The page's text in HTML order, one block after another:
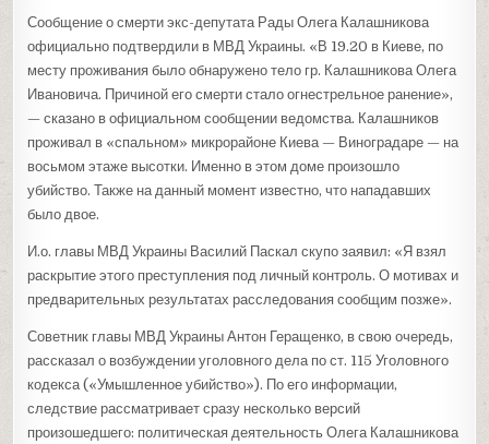
Сообщение о смерти экс-депутата Рады Олега Калашникова
официально подтвердили в МВД Украины. «В 19.20 в Киеве, по
месту проживания было обнаружено тело гр. Калашникова Олега
Ивановича. Причиной его смерти стало огнестрельное ранение»,
— сказано в официальном сообщении ведомства. Калашников
проживал в «спальном» микрорайоне Киева — Виноградаре — на
восьмом этаже высотки. Именно в этом доме произошло
убийство. Также на данный момент известно, что нападавших
было двое.
И.о. главы МВД Украины Василий Паскал скупо заявил: «Я взял
раскрытие этого преступления под личный контроль. О мотивах и
предварительных результатах расследования сообщим позже».
Советник главы МВД Украины Антон Геращенко, в свою очередь,
рассказал о возбуждении уголовного дела по ст. 115 Уголовного
кодекса («Умышленное убийство»). По его информации,
следствие рассматривает сразу несколько версий
произошедшего: политическая деятельность Олега Калашникова